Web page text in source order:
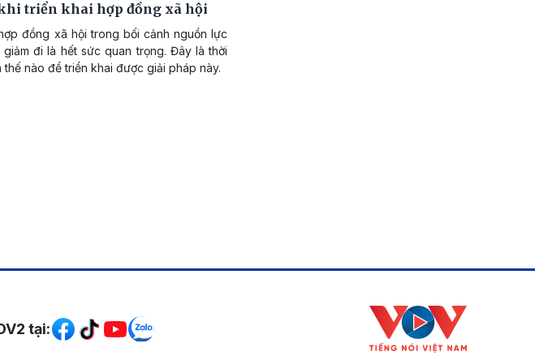
triển khai hợp đồng xã hội
đồng xã hội trong bối cảnh nguồn lực
đi là hết sức quan trọng. Đây là thời
nào để triển khai được giải pháp này.
hội
tại: